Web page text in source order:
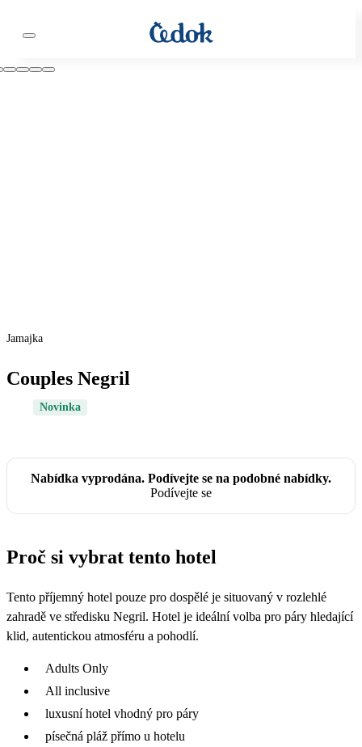
Jamajka
Couples Negril
Novinka
Nabídka vyprodána. Podívejte se na podobné nabídky.
Podívejte se
Proč si vybrat tento hotel
Tento příjemný hotel pouze pro dospělé je situovaný v rozlehlé
zahradě ve středisku Negril. Hotel je ideální volba pro páry hledající
klid, autentickou atmosféru a pohodlí.
Adults Only
All inclusive
luxusní hotel vhodný pro páry
písečná pláž přímo u hotelu